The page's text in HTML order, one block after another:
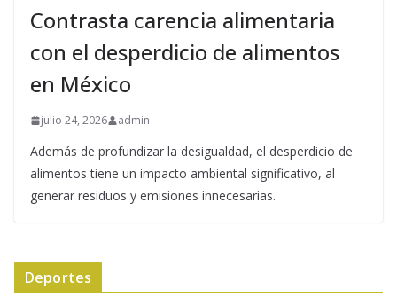
Contrasta carencia alimentaria
con el desperdicio de alimentos
en México
julio 24, 2026 admin
Además de profundizar la desigualdad, el desperdicio de
alimentos tiene un impacto ambiental significativo, al
generar residuos y emisiones innecesarias.
Deportes